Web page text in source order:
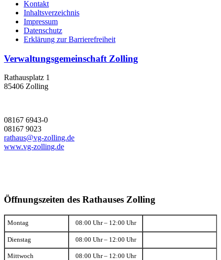
Kontakt
Inhaltsverzeichnis
Impressum
Datenschutz
Erklärung zur Barrierefreiheit
Verwaltungsgemeinschaft Zolling
Rathausplatz 1
85406 Zolling
08167 6943-0
08167 9023
rathaus@vg-zolling.de
www.vg-zolling.de
Öffnungszeiten des Rathauses Zolling
Montag 08:00 Uhr – 12:00 Uhr
Dienstag 08:00 Uhr – 12:00 Uhr
Mittwoch 08:00 Uhr – 12:00 Uhr